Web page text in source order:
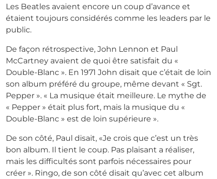
Les Beatles avaient encore un coup d’avance et
étaient toujours considérés comme les leaders par le
public.
De façon rétrospective, John Lennon et Paul
McCartney avaient de quoi être satisfait du «
Double-Blanc ». En 1971 John disait que c’était de loin
son album préféré du groupe, même devant « Sgt.
Pepper ». « La musique était meilleure. Le mythe de
« Pepper » était plus fort, mais la musique du «
Double-Blanc » est de loin supérieure ».
De son côté, Paul disait, «Je crois que c’est un très
bon album. Il tient le coup. Pas plaisant a réaliser,
mais les difficultés sont parfois nécessaires pour
créer ». Ringo, de son côté disait qu’avec cet album